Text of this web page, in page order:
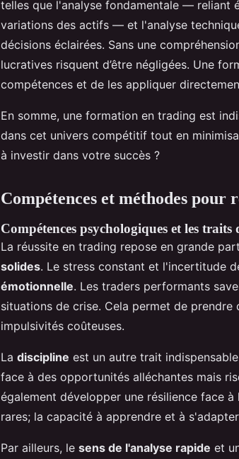
telles que l'analyse fondamentale — reliant
variations des actifs — et l'analyse
décisions éclairées. Sans une
lucratives risquent d’être négligées. Une
compétences et de les appliquer
En somme, une formation en trading est
dans cet univers compétitif tout en
à investir dans votre succès ?
Compétences et méthodes pour
Compétences psychologiques et les
La réussite en trading repose en grande
solides. Le stress constant et l'incertitude
émotionnelle. Les traders performants
situations de crise. Cela permet de
impulsivités coûteuses.
La discipline est un autre trait
face à des opportunités alléchantes mais
également développer une résilience face
rares; la capacité à apprendre et à
Par ailleurs, le sens de l'analyse rapide et